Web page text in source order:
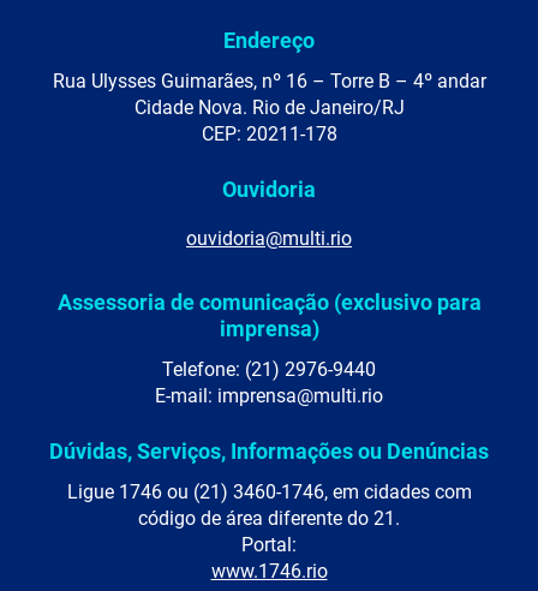
Endereço
Rua Ulysses Guimarães, nº 16 – Torre B – 4º andar
Cidade Nova. Rio de Janeiro/RJ
CEP: 20211-178
Ouvidoria
ouvidoria@multi.rio
Assessoria de comunicação (exclusivo para
imprensa)
Telefone: (21) 2976-9440
E-mail: imprensa@multi.rio
Dúvidas, Serviços, Informações ou Denúncias
Ligue 1746 ou (21) 3460-1746, em cidades com
código de área diferente do 21.
Portal:
www.1746.rio